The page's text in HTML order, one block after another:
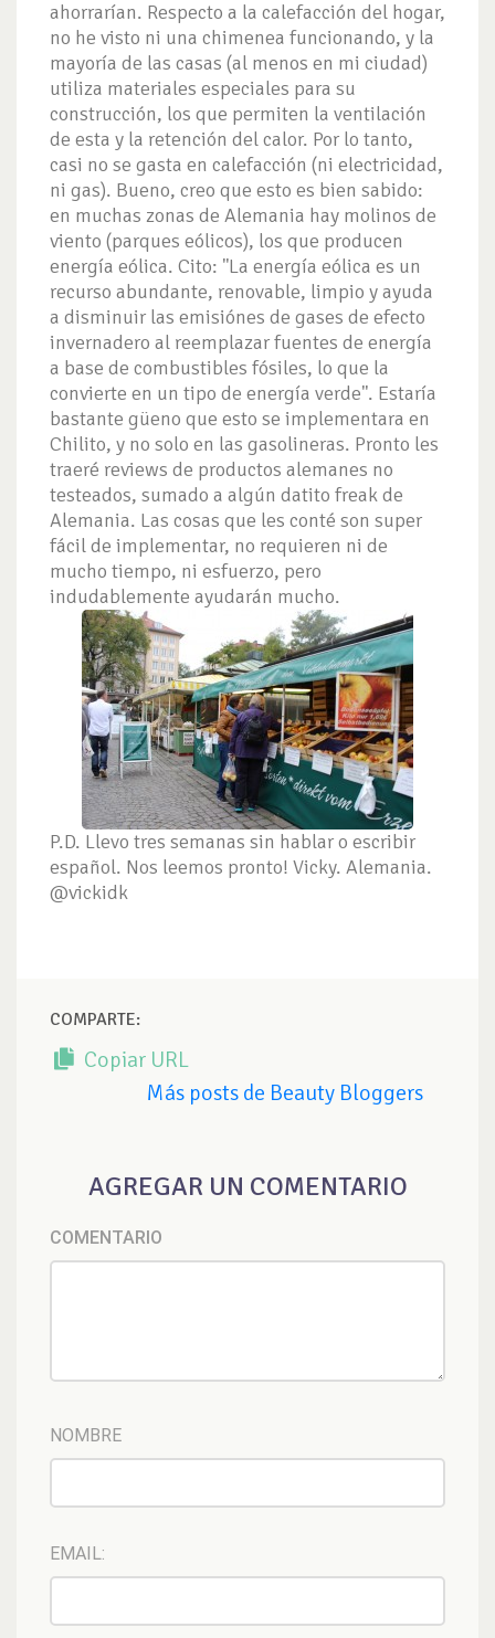
ahorrarían. Respecto a la calefacción del hogar,
no he visto ni una chimenea funcionando, y la
mayoría de las casas (al menos en mi ciudad)
utiliza materiales especiales para su
construcción, los que permiten la ventilación
de esta y la retención del calor. Por lo tanto,
casi no se gasta en calefacción (ni electricidad,
ni gas). Bueno, creo que esto es bien sabido:
en muchas zonas de Alemania hay molinos de
viento (parques eólicos), los que producen
energía eólica. Cito: ''La energía eólica es un
recurso abundante, renovable, limpio y ayuda
a disminuir las emisiónes de gases de efecto
invernadero al reemplazar fuentes de energía
a base de combustibles fósiles, lo que la
convierte en un tipo de energía verde''. Estaría
bastante güeno que esto se implementara en
Chilito, y no solo en las gasolineras. Pronto les
traeré reviews de productos alemanes no
testeados, sumado a algún datito freak de
Alemania. Las cosas que les conté son super
fácil de implementar, no requieren ni de
mucho tiempo, ni esfuerzo, pero
indudablemente ayudarán mucho.
P.D. Llevo tres semanas sin hablar o escribir
español. Nos leemos pronto! Vicky. Alemania.
@vickidk
COMPARTE:
Copiar URL
Más posts de Beauty Bloggers
AGREGAR UN COMENTARIO
COMENTARIO
NOMBRE
EMAIL: